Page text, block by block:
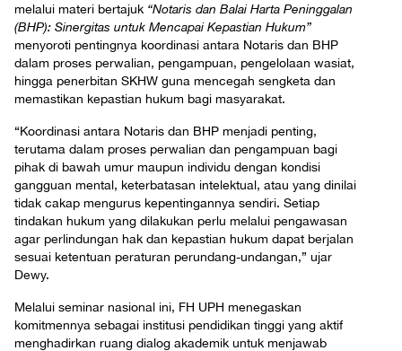
melalui materi bertajuk “Notaris dan Balai Harta Peninggalan
(BHP): Sinergitas untuk Mencapai Kepastian Hukum”
menyoroti pentingnya koordinasi antara Notaris dan BHP
dalam proses perwalian, pengampuan, pengelolaan wasiat,
hingga penerbitan SKHW guna mencegah sengketa dan
memastikan kepastian hukum bagi masyarakat.
“Koordinasi antara Notaris dan BHP menjadi penting,
terutama dalam proses perwalian dan pengampuan bagi
pihak di bawah umur maupun individu dengan kondisi
gangguan mental, keterbatasan intelektual, atau yang dinilai
tidak cakap mengurus kepentingannya sendiri. Setiap
tindakan hukum yang dilakukan perlu melalui pengawasan
agar perlindungan hak dan kepastian hukum dapat berjalan
sesuai ketentuan peraturan perundang-undangan,” ujar
Dewy.
Melalui seminar nasional ini, FH UPH menegaskan
komitmennya sebagai institusi pendidikan tinggi yang aktif
menghadirkan ruang dialog akademik untuk menjawab